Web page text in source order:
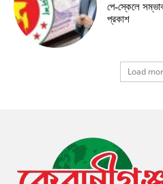
পে-স্কেলে
প্রকাশ
Load